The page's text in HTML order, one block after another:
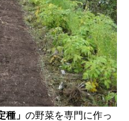
種」 の野菜を専門に作っ